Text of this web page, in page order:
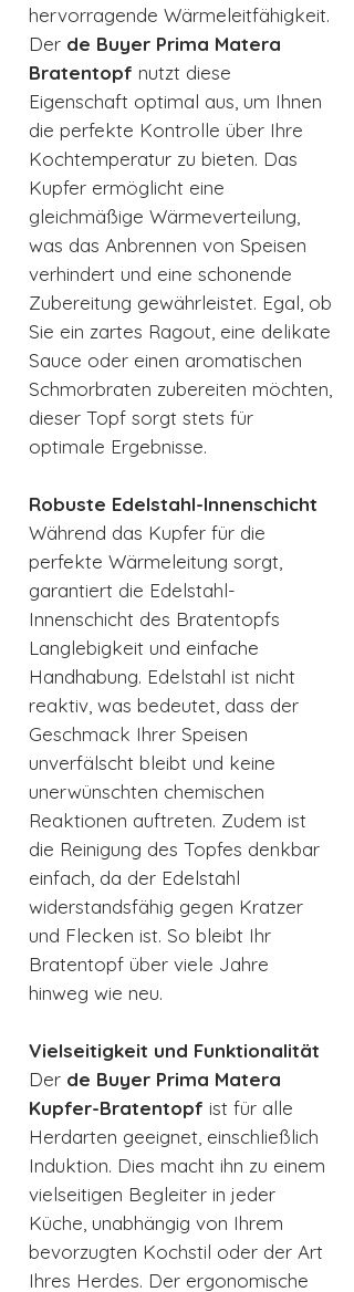
hervorragende Wärmeleitfähigkeit.
Der de Buyer Prima Matera
Bratentopf nutzt diese
Eigenschaft optimal aus, um Ihnen
die perfekte Kontrolle über Ihre
Kochtemperatur zu bieten. Das
Kupfer ermöglicht eine
gleichmäßige Wärmeverteilung,
was das Anbrennen von Speisen
verhindert und eine schonende
Zubereitung gewährleistet. Egal, ob
Sie ein zartes Ragout, eine delikate
Sauce oder einen aromatischen
Schmorbraten zubereiten möchten,
dieser Topf sorgt stets für
optimale Ergebnisse.
Robuste Edelstahl-Innenschicht
Während das Kupfer für die
perfekte Wärmeleitung sorgt,
garantiert die Edelstahl-
Innenschicht des Bratentopfs
Langlebigkeit und einfache
Handhabung. Edelstahl ist nicht
reaktiv, was bedeutet, dass der
Geschmack Ihrer Speisen
unverfälscht bleibt und keine
unerwünschten chemischen
Reaktionen auftreten. Zudem ist
die Reinigung des Topfes denkbar
einfach, da der Edelstahl
widerstandsfähig gegen Kratzer
und Flecken ist. So bleibt Ihr
Bratentopf über viele Jahre
hinweg wie neu.
Vielseitigkeit und Funktionalität
Der de Buyer Prima Matera
Kupfer-Bratentopf ist für alle
Herdarten geeignet, einschließlich
Induktion. Dies macht ihn zu einem
vielseitigen Begleiter in jeder
Küche, unabhängig von Ihrem
bevorzugten Kochstil oder der Art
Ihres Herdes. Der ergonomische